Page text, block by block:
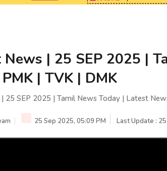
| 25 SEP 2025 |
| TVK | DMK
25 SEP 2025 | Tamil News Today | Latest
25 Sep 2025, 05:09 PM Last Update :